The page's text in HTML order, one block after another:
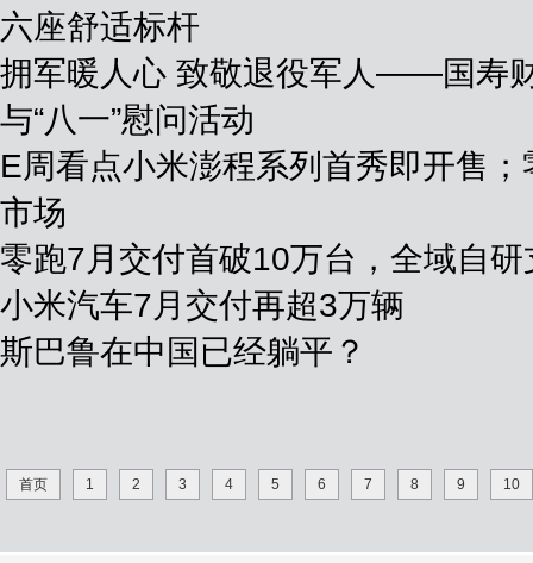
六座舒适标杆
拥军暖人心 致敬退役军人——国寿
与“八一”慰问活动
E周看点小米澎程系列首秀即开售
市场
零跑7月交付首破10万台，全域自
小米汽车7月交付再超3万辆
斯巴鲁在中国已经躺平？
首页 1 2 3 4 5 6 7 8 9 10